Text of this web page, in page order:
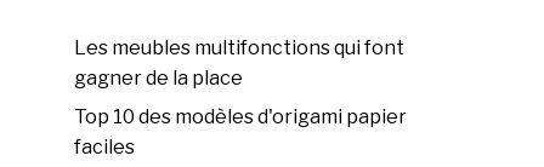
Les meubles multifonctions qui font
gagner de la place
Top 10 des modèles d'origami papier
faciles